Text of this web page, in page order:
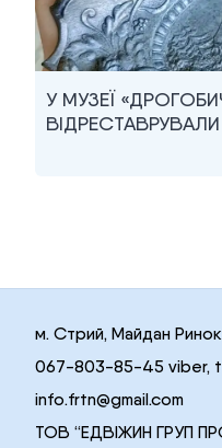
У МУЗЕЇ
м. Стрий, Майдан
067-803-85-45 viber,
info.frtn@gmail.com
ТОВ “ЕДВІЖИН ГРУП